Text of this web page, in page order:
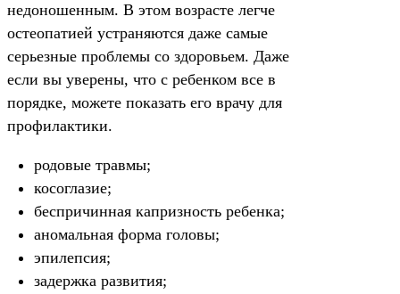
недоношенным. В этом возрасте легче
остеопатией устраняются даже самые
серьезные проблемы со здоровьем. Даже
если вы уверены, что с ребенком все в
порядке, можете показать его врачу для
профилактики.
родовые травмы;
косоглазие;
беспричинная капризность ребенка;
аномальная форма головы;
эпилепсия;
задержка развития;